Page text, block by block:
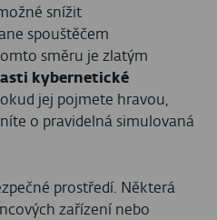
snížit
spouštěčem
směru je zlatým
kybernetické
jej pojmete hravou,
o pravidelná simulovaná
prostředí. Některá
zařízení nebo